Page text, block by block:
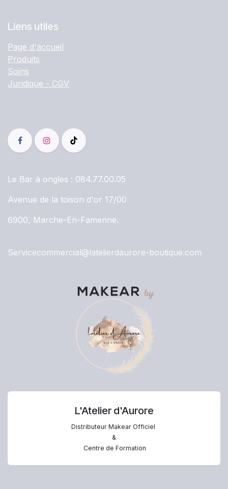
Liens utiles
Page d'accueil
Produits
Soins
Juridique - CGV
Le Bar à ongles : 084.77.00.05
Avenue de la toison d'or 17/00
6900, Marche-En-Famenne.
Servicecommercial@latelierdaurore-boutique.com
L'Atelier d'Aurore
Distributeur Makear Officiel
&
Centre de Formation